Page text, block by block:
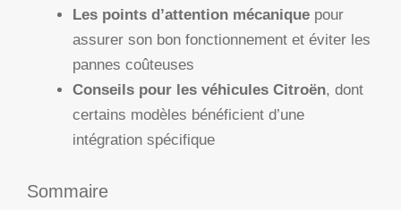
Les points d’attention mécanique pour
assurer son bon fonctionnement et éviter les
pannes coûteuses
Conseils pour les véhicules Citroën, dont
certains modèles bénéficient d’une
intégration spécifique
Sommaire